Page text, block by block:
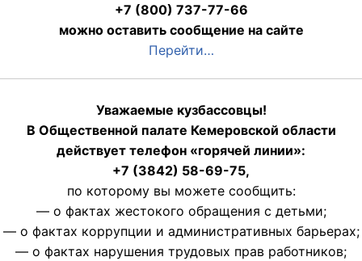
+7 (800) 737-77-66
можно оставить сообщение на сайте
Перейти…
Уважаемые кузбассовцы!
В Общественной палате Кемеровской области
действует телефон «горячей линии»:
+7 (3842) 58-69-75,
по которому вы можете сообщить:
— о фактах жестокого обращения с детьми;
— о фактах коррупции и административных барьерах;
— о фактах нарушения трудовых прав работников;